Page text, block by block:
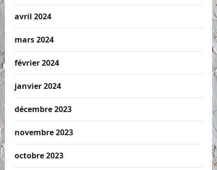
avril 2024
mars 2024
février 2024
janvier 2024
décembre 2023
novembre 2023
octobre 2023